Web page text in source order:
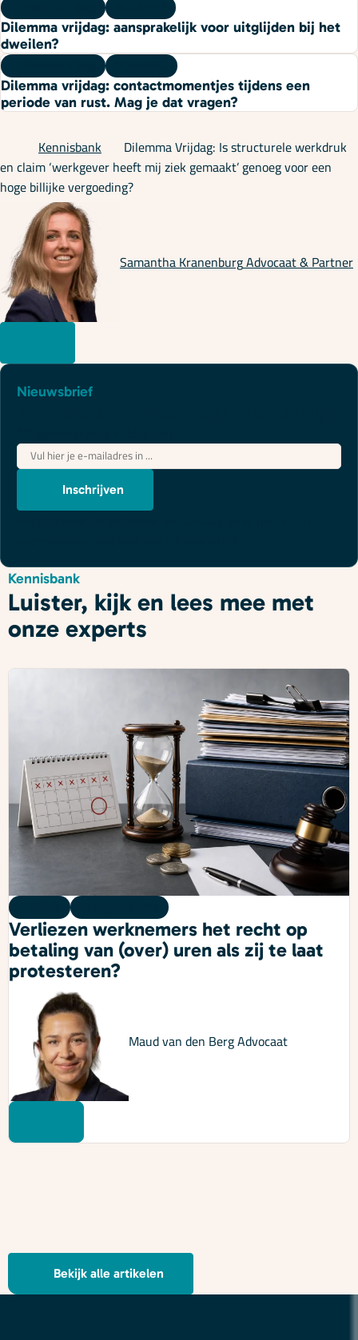
Dilemma vrijdag: aansprakelijk voor uitglijden bij het
dweilen?
Dilemma vrijdag: contactmomentjes tijdens een
periode van rust. Mag je dat vragen?
Kennisbank
Dilemma Vrijdag: Is structurele werkdruk
en claim ‘werkgever heeft mij ziek gemaakt’ genoeg voor een
hoge billijke vergoeding?
Samantha KranenburgAdvocaat & Partner
Nieuwsbrief
E-
mailadres*
Inschrijven
Kennisbank
Luister, kijk en lees mee met
onze experts
Verliezen werknemers het recht op
betaling van (over) uren als zij te laat
protesteren?
Maud van den BergAdvocaat
Bekijk alle artikelen